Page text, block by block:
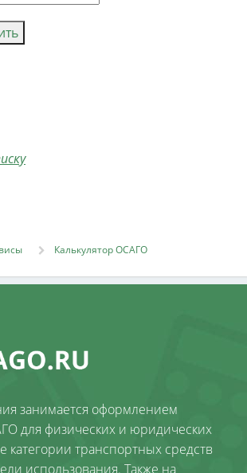
Калькулятор ОСАГО
занимается оформлением
для физических и юридических
транспортных средств
использования. Также на